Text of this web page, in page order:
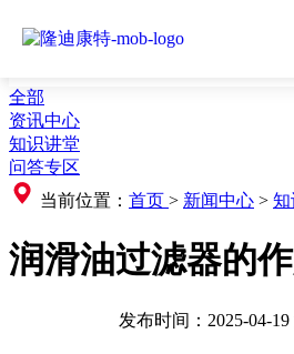
全部
资讯中心
知识讲堂
问答专区
当前位置： 首页 > 新闻中心 > 知
润滑油过滤器的
发布时间：2025-04-19